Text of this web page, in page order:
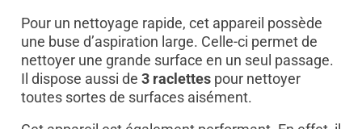
Pour un nettoyage rapide, cet appareil possède
une buse d’aspiration large. Celle-ci permet de
nettoyer une grande surface en un seul passage.
Il dispose aussi de 3 raclettespour nettoyer
toutes sortes de surfaces aisément.